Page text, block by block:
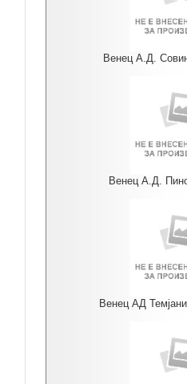
Венец А.Д.
Венец А.Д.
Венец АД